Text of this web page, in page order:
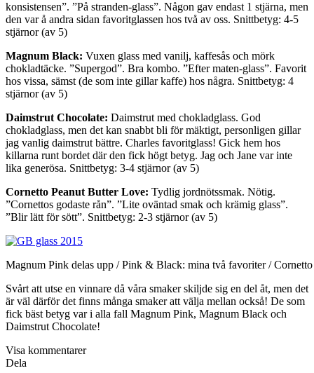
konsistensen”. ”På stranden-glass”. Någon gav endast 1 stjärna, men
den var å andra sidan favoritglassen hos två av oss. Snittbetyg: 4-5
stjärnor (av 5)
Magnum Black: Vuxen glass med vanilj, kaffesås och mörk
chokladtäcke. ”Supergod”. Bra kombo. ”Efter maten-glass”. Favorit
hos vissa, sämst (de som inte gillar kaffe) hos några. Snittbetyg: 4
stjärnor (av 5)
Daimstrut Chocolate: Daimstrut med chokladglass. God
chokladglass, men det kan snabbt bli för mäktigt, personligen gillar
jag vanlig daimstrut bättre. Charles favoritglass! Gick hem hos
killarna runt bordet där den fick högt betyg. Jag och Jane var inte
lika generösa. Snittbetyg: 3-4 stjärnor (av 5)
Cornetto Peanut Butter Love: Tydlig jordnötssmak. Nötig.
”Cornettos godaste rån”. ”Lite oväntad smak och krämig glass”.
”Blir lätt för sött”. Snittbetyg: 2-3 stjärnor (av 5)
Magnum Pink delas upp / Pink & Black: mina två favoriter /
Svårt att utse en vinnare då våra smaker skiljde sig en del åt, men det
är väl därför det finns många smaker att välja mellan också! De som
fick bäst betyg var i alla fall Magnum Pink, Magnum Black och
Daimstrut Chocolate!
Visa kommentarer
Dela